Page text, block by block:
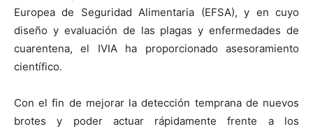
Europea de Seguridad Alimentaria (EFSA), y en cuyo
diseño y evaluación de las plagas y enfermedades de
cuarentena, el IVIA ha proporcionado asesoramiento
científico.
Con el fin de mejorar la detección temprana de nuevos
brotes y poder actuar rápidamente frente a los